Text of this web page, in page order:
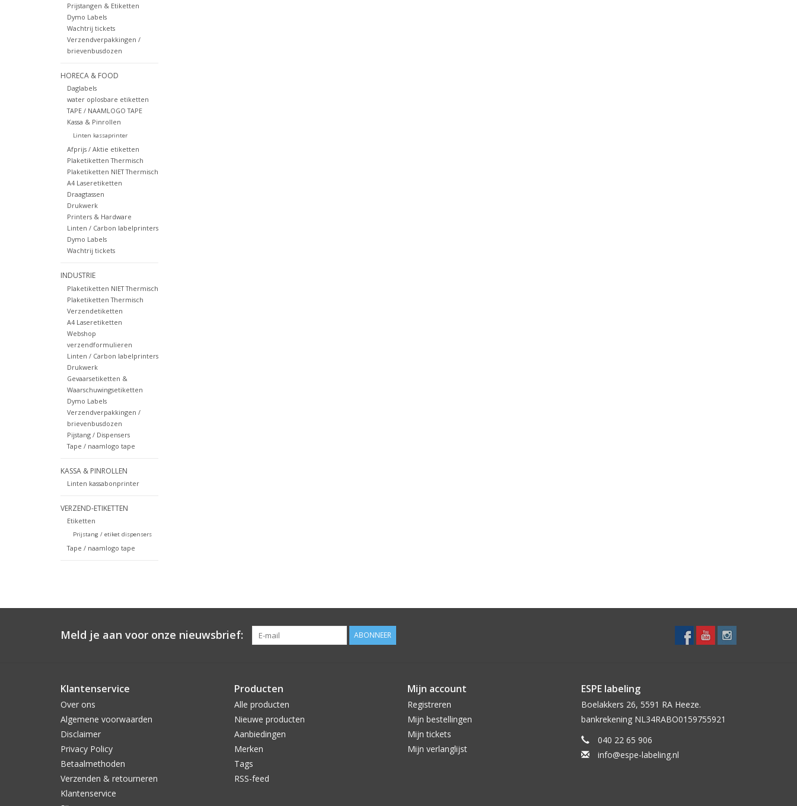
Prijstangen & Etiketten
Dymo Labels
Wachtrij tickets
Verzendverpakkingen /
brievenbusdozen
HORECA & FOOD
Daglabels
water oplosbare etiketten
TAPE / NAAMLOGO TAPE
Kassa & Pinrollen
Linten kassaprinter
Afprijs / Aktie etiketten
Plaketiketten Thermisch
Plaketiketten NIET Thermisch
A4 Laseretiketten
Draagtassen
Drukwerk
Printers & Hardware
Linten / Carbon labelprinters
Dymo Labels
Wachtrij tickets
INDUSTRIE
Plaketiketten NIET Thermisch
Plaketiketten Thermisch
Verzendetiketten
A4 Laseretiketten
Webshop
verzendformulieren
Linten / Carbon labelprinters
Drukwerk
Gevaarsetiketten &
Waarschuwingsetiketten
Dymo Labels
Verzendverpakkingen /
brievenbusdozen
Pijstang / Dispensers
Tape / naamlogo tape
KASSA & PINROLLEN
Linten kassabonprinter
VERZEND-ETIKETTEN
Etiketten
Prijstang / etiket dispensers
Tape / naamlogo tape
Meld je aan voor onze nieuwsbrief: ABONNEER
Klantenservice
Over ons
Algemene voorwaarden
Disclaimer
Privacy Policy
Betaalmethoden
Verzenden & retourneren
Klantenservice
Producten
Alle producten
Nieuwe producten
Aanbiedingen
Merken
Tags
RSS-feed
Mijn account
Registreren
Mijn bestellingen
Mijn tickets
Mijn verlanglijst
ESPE labeling
Boelakkers 26, 5591 RA Heeze.
bankrekening NL34RABO0159755921
040 22 65 906
info@espe-labeling.nl